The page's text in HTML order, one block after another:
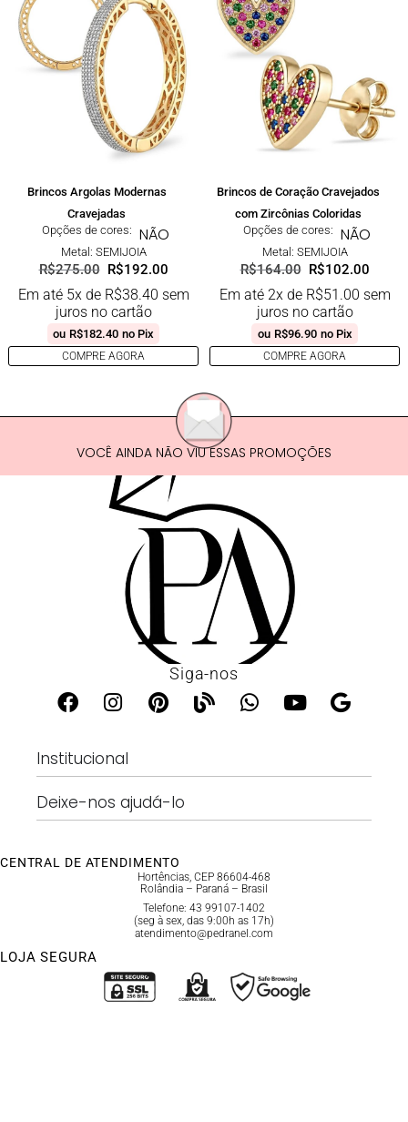
Brincos Argolas Modernas
Cravejadas
Opções de cores: NÃO
Metal: SEMIJOIA
R$275.00 R$192.00
Em até 5x de R$38.40 sem
juros no cartão
ou R$182.40 no Pix
COMPRE AGORA
Brincos de Coração Cravejados
com Zircônias Coloridas
Opções de cores: NÃO
Metal: SEMIJOIA
R$164.00 R$102.00
Em até 2x de R$51.00 sem
juros no cartão
ou R$96.90 no Pix
COMPRE AGORA
VOCÊ AINDA NÃO VIU ESSAS PROMOÇÕES
Siga-nos
Institucional
Deixe-nos ajudá-lo
CENTRAL DE ATENDIMENTO
Hortências, CEP 86604-468
Rolândia – Paraná – Brasil
Telefone: 43 99107-1402
(seg à sex, das 9:00h as 17h)
atendimento@pedranel.com
LOJA SEGURA